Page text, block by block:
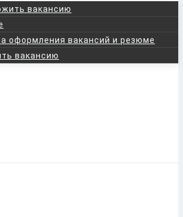
вакансию
оформления вакансий и резюме
вакансию